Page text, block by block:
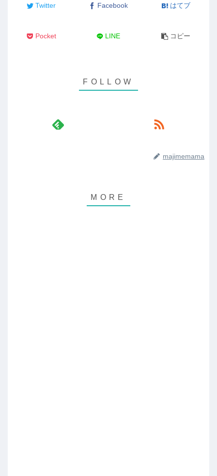
Twitter Facebook はてブ
Pocket LINE コピー
majimemama